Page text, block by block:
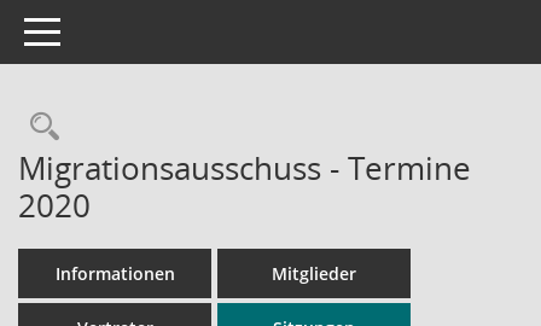
Toggle navigation
Rechercheauswahl
Migrationsausschuss - Termine
2020
Informationen Mitglieder